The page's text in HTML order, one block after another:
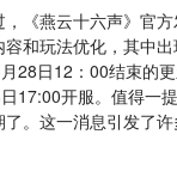
《燕云十六声》官
和玩法优化，其中
28日12：00结束的
17:00开服。值得一
。这一消息引发了